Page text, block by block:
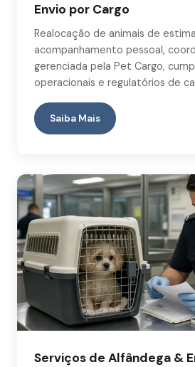
Envio por Cargo
Realocação de animais de
acompanhamento pessoal,
gerenciada pela Pet Cargo,
operacionais e regulatórios de
Saiba Mais
Serviços de Alfândega &